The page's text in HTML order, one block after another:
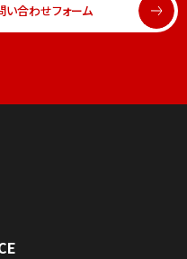
い合わせフォーム